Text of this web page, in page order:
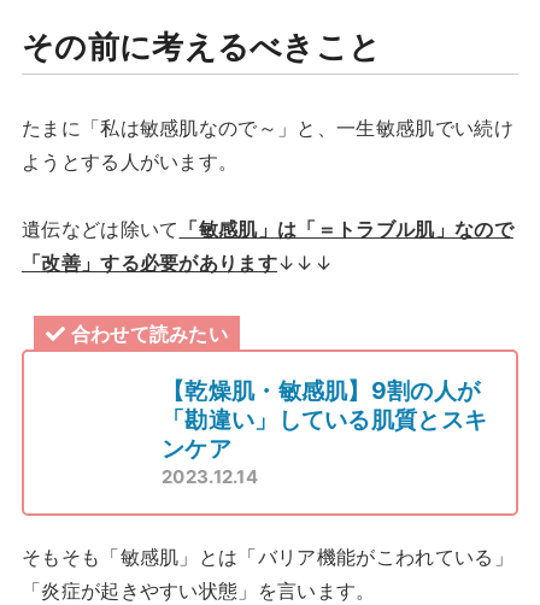
その前に考えるべきこと
たまに「私は敏感肌なので～」と、一生敏感肌でい続け
ようとする人がいます。
遺伝などは除いて 「敏感肌」は「＝トラブル肌」なので
「改善」する必要があります↓↓↓
合わせて読みたい
【乾燥肌・敏感肌】9割の人が
「勘違い」している肌質とスキ
ンケア
2023.12.14
そもそも「敏感肌」とは「バリア機能がこわれている」
「炎症が起きやすい状態」を言います。